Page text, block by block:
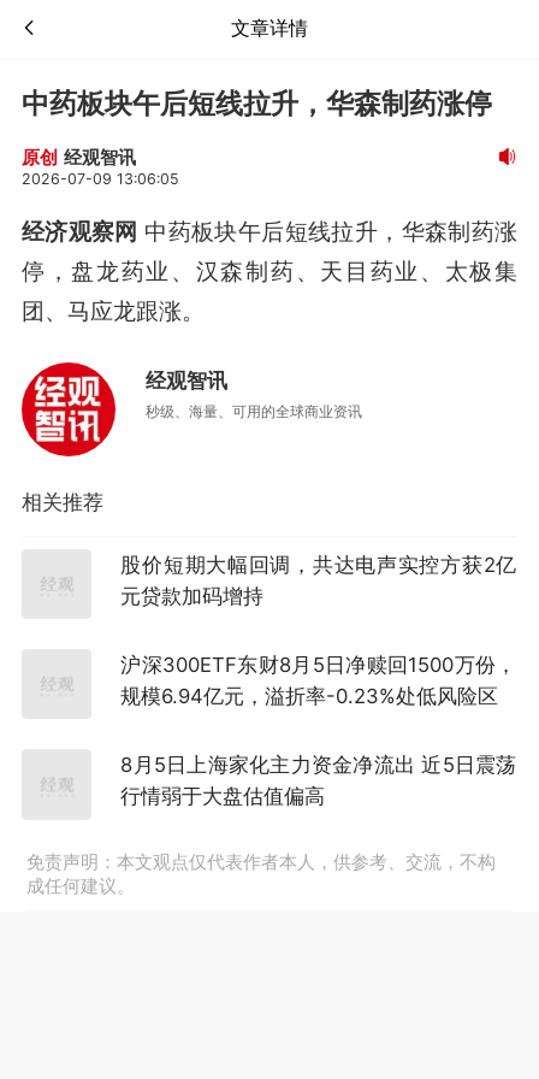
文章详情
中药板块午后短线拉升，华森制药涨停
原创 经观智讯
2026-07-09 13:06:05
经济观察网 中药板块午后短线拉升，华森制药涨
停，盘龙药业、汉森制药、天目药业、太极集
团、马应龙跟涨。
经观智讯
秒级、海量、可用的全球商业资讯
相关推荐
股价短期大幅回调，共达电声实控方获2亿
元贷款加码增持
沪深300ETF东财8月5日净赎回1500万份，
规模6.94亿元，溢折率-0.23%处低风险区
8月5日上海家化主力资金净流出 近5日震荡
行情弱于大盘估值偏高
免责声明：本文观点仅代表作者本人，供参考、交流，不构
成任何建议。